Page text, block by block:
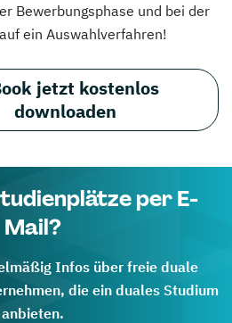
Bewerbungsphase und bei der
ein Auswahlverfahren!
jetzt kostenlos
downloaden
per E-
Mail?
Infos über freie duale
die ein duales Studium
anbieten.